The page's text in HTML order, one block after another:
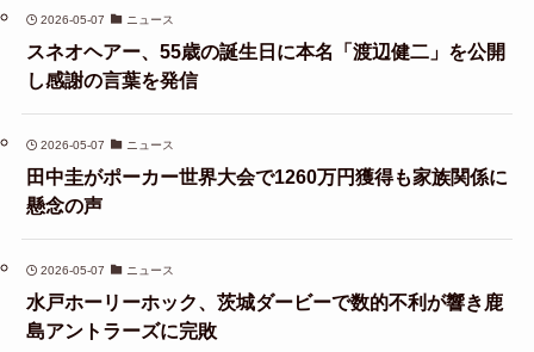
2026-05-07 ニュース
スネオヘアー、55歳の誕生日に本名「渡辺健二」を公開
し感謝の言葉を発信
2026-05-07 ニュース
田中圭がポーカー世界大会で1260万円獲得も家族関係に
懸念の声
2026-05-07 ニュース
水戸ホーリーホック、茨城ダービーで数的不利が響き鹿
島アントラーズに完敗